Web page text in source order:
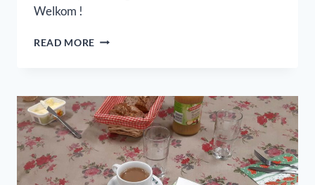
Welkom !
READ MORE NIEUWJAARSDINER
CLUB